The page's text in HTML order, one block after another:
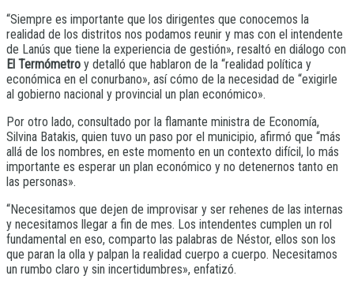
“Siempre es importante que los dirigentes que conocemos la
realidad de los distritos nos podamos reunir y mas con el intendente
de Lanús que tiene la experiencia de gestión», resaltó en diálogo con
El Termómetro y detalló que hablaron de la “realidad política y
económica en el conurbano», así cómo de la necesidad de “exigirle
al gobierno nacional y provincial un plan económico».
Por otro lado, consultado por la flamante ministra de Economía,
Silvina Batakis, quien tuvo un paso por el municipio, afirmó que “más
allá de los nombres, en este momento en un contexto difícil, lo más
importante es esperar un plan económico y no detenernos tanto en
las personas».
“Necesitamos que dejen de improvisar y ser rehenes de las internas
y necesitamos llegar a fin de mes. Los intendentes cumplen un rol
fundamental en eso, comparto las palabras de Néstor, ellos son los
que paran la olla y palpan la realidad cuerpo a cuerpo. Necesitamos
un rumbo claro y sin incertidumbres», enfatizó.